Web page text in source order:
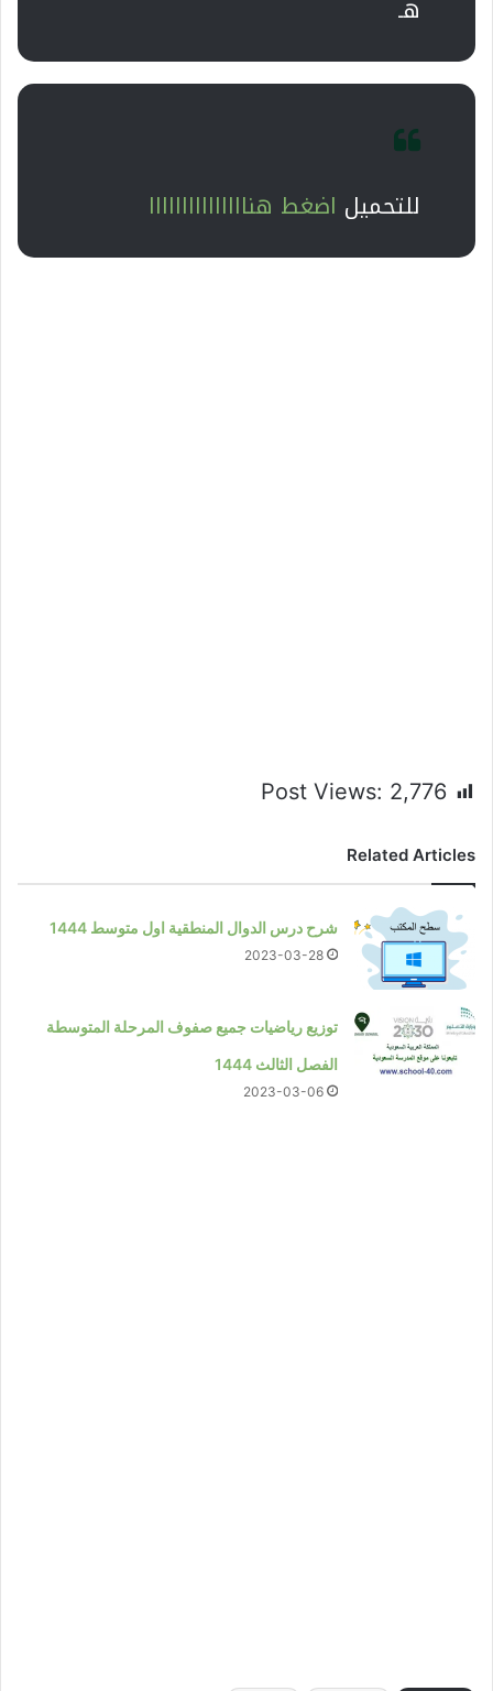
هـ
للتحميل اضغط هنااااااااااااااا
Post Views: 2,776
Related Articles
شرح درس الدوال المنطقية اول متوسط 1444
2023-03-28
توزيع رياضيات جميع صفوف المرحلة المتوسطة
الفصل الثالث 1444
2023-03-06